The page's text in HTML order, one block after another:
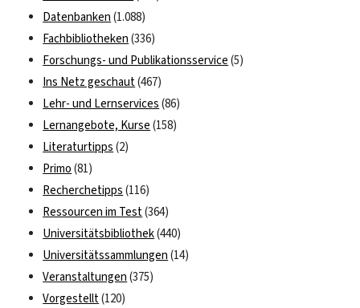
Datenbanken (1.088)
Fachbibliotheken (336)
Forschungs- und Publikationsservice (5)
Ins Netz geschaut(467)
Lehr- und Lernservices (86)
Lernangebote, Kurse (158)
Literaturtipps (2)
Primo (81)
Recherchetipps (116)
Ressourcen im Test(364)
Universitätsbibliothek(440)
Universitätssammlungen (14)
Veranstaltungen (375)
Vorgestellt(120)